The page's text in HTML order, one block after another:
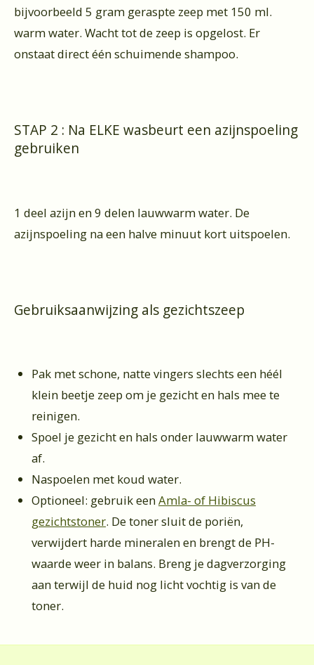
bijvoorbeeld 5 gram geraspte zeep met 150 ml.
warm water. Wacht tot de zeep is opgelost. Er
onstaat direct één schuimende shampoo.
STAP 2 : Na ELKE wasbeurt een azijnspoeling
gebruiken
1 deel azijn en 9 delen lauwwarm water. De
azijnspoeling na een halve minuut kort uitspoelen.
Gebruiksaanwijzing als gezichtszeep
Pak met schone, natte vingers slechts een héél
klein beetje zeep om je gezicht en hals mee te
reinigen.
Spoel je gezicht en hals onder lauwwarm water
af.
Naspoelen met koud water.
Optioneel: gebruik eenAmla- of Hibiscus
gezichtstoner. De toner sluit de poriën,
verwijdert harde mineralen en brengt de PH-
waarde weer in balans. Breng je dagverzorging
aan terwijl de huid nog licht vochtig is van de
toner.